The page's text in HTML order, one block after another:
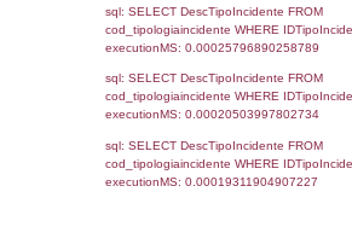
0.068244934082031